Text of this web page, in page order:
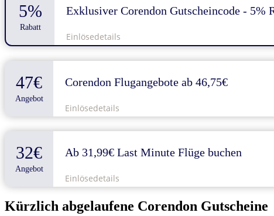
5%
Rabatt
Exklusiver Corendon Gutscheincode - 5%
Einlösedetails
47€
Angebot
Corendon Flugangebote ab 46,75€
Einlösedetails
32€
Angebot
Ab 31,99€ Last Minute Flüge buchen
Einlösedetails
Kürzlich abgelaufene Corendon Gutscheine